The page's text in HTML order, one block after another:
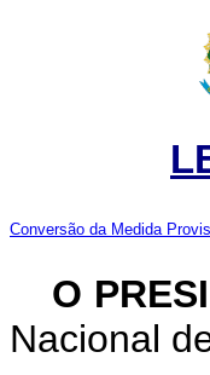
Conversão da Medida
O
Nacional